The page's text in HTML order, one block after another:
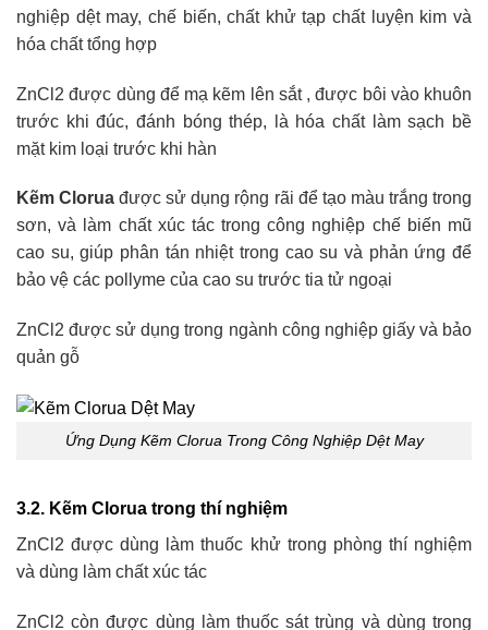
nghiệp dệt may, chế biến, chất khử tạp chất luyện kim và
hóa chất tổng hợp
ZnCl2 được dùng để mạ kẽm lên sắt , được bôi vào khuôn
trước khi đúc, đánh bóng thép, là hóa chất làm sạch bề
mặt kim loại trước khi hàn
Kẽm Clorua được sử dụng rộng rãi để tạo màu trắng trong
sơn, và làm chất xúc tác trong công nghiệp chế biến mũ
cao su, giúp phân tán nhiệt trong cao su và phản ứng để
bảo vệ các pollyme của cao su trước tia tử ngoại
ZnCl2 được sử dụng trong ngành công nghiệp giấy và bảo
quản gỗ
Ứng Dụng Kẽm Clorua Trong Công Nghiệp Dệt May
3.2. Kẽm Clorua trong thí nghiệm
ZnCl2 được dùng làm thuốc khử trong phòng thí nghiệm
và dùng làm chất xúc tác
ZnCl2 còn được dùng làm thuốc sát trùng và dùng trong